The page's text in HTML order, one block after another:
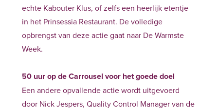
echte Kabouter Klus, of zelfs een heerlijk etentje
in het Prinsessia Restaurant. De volledige
opbrengst van deze actie gaat naar De Warmste
Week.
50 uur op de Carrousel voor het goede doel
Een andere opvallende actie wordt uitgevoerd
door Nick Jespers, Quality Control Manager van de